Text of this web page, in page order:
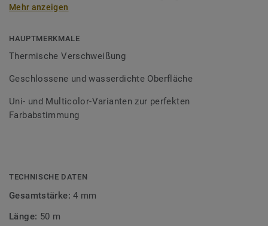
Schweißschnüre sind erhältlich in den Varianten Uni und
Bodenbelagssortiment abgestimmt. Durch die Verwendung
von Kontrastfarben lassen sich auch besondere
Mehr anzeigen
HAUPTMERKMALE
Thermische Verschweißung
Geschlossene und wasserdichte Oberfläche
Uni- und Multicolor-Varianten zur perfekten
Farbabstimmung
TECHNISCHE DATEN
Gesamtstärke:4 mm
Länge: 50 m